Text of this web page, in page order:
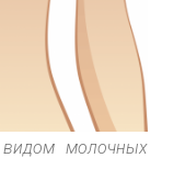
видом молочных